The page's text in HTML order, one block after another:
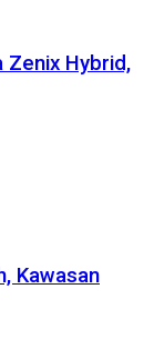
Zenix Hybrid,
Kawasan